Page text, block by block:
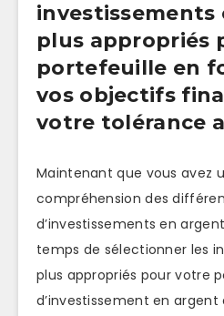
investissements
plus appropriés
portefeuille en
vos objectifs
votre tolérance
Maintenant que vous avez
compréhension des
d’investissements en
temps de sélectionner les
plus appropriés pour votre
d’investissement en argent